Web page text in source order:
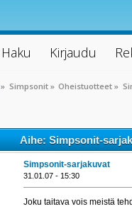
Haku Kirjaudu
» Simpsonit» Oheistuotteet »
Aihe: Simpsonit-
Simpsonit-sarjakuvat
31.01.07 - 15:30
Joku taitava vois meistä